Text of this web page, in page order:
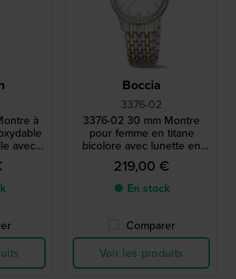
avec
Boccia
3376-02
3376-02 30 mm Montre
pour femme en titane
bicolore avec lunette en
cristal.
219,00 €
● En stock
Comparer
Voir les produits